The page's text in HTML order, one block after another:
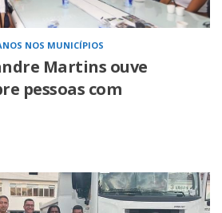
NOS MUNICÍPIOS
Martins ouve
pessoas com